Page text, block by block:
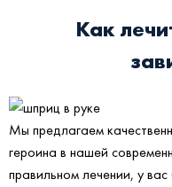
Как
Мы предлагаем
героина в нашей
правильном лечении, у